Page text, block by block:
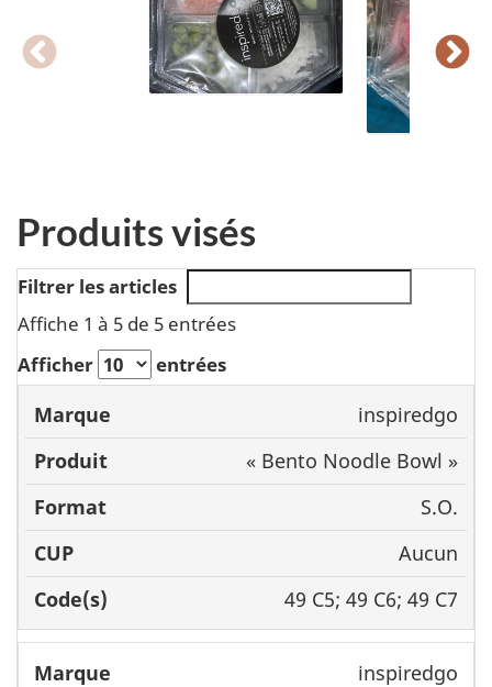
Produits visés
Filtrer les articles
Affiche 1 à 5 de 5 entrées
Afficher
entrées
Marque Format
inspiredgo
« Bento Noodle Bowl »
S.O.
Aucun
49 C5; 49 C6; 49 C7
inspiredgo